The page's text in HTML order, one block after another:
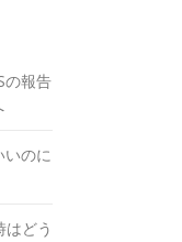
の報告
いのに
はどう